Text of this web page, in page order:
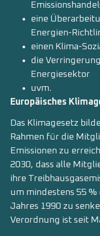
eine
Energien-
einen Klima-
die
Energiesektor
uvm.
Europäisches
Das Klimagesetz
Rahmen für die
Emissionen zu
2030, dass alle
ihre
um mindestens 55
Jahres 1990 zu
Verordnung ist seit